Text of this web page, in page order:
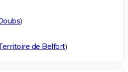
)
de Belfort)